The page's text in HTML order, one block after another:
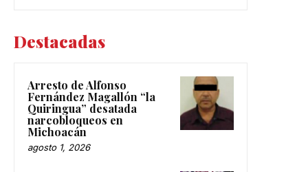
Destacadas
Arresto de Alfonso
Fernández Magallón “la
Quiringua” desatada
narcobloqueos en
Michoacán
agosto 1, 2026